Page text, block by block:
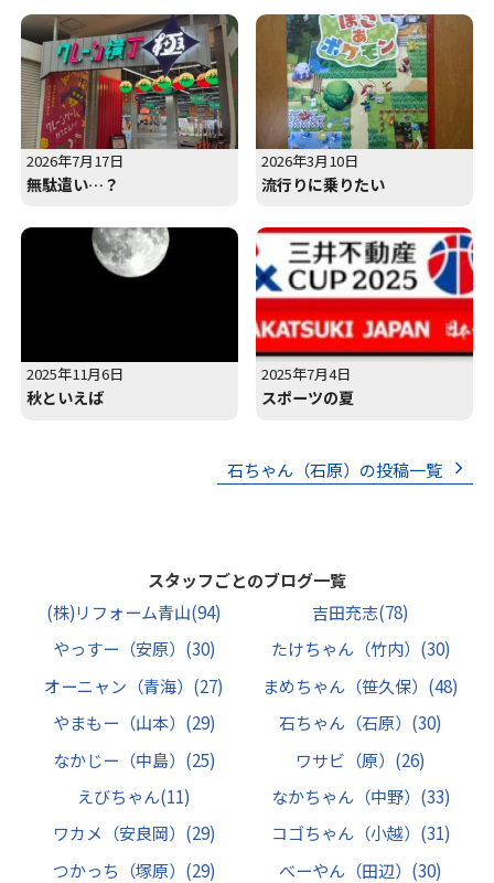
2026年7月17日
無駄遣い…？
2026年3月10日
流行りに乗りたい
2025年11月6日
秋といえば
2025年7月4日
スポーツの夏
石ちゃん（石原）の投稿一覧
スタッフごとのブログ一覧
(株)リフォーム青山(94) 吉田充志(78)
やっすー（安原） (30) たけちゃん（竹内） (30)
オーニャン（青海） (27) まめちゃん（笹久保） (48)
やまもー（山本） (29) 石ちゃん（石原） (30)
なかじー（中島） (25) ワサビ（原） (26)
えびちゃん(11) なかちゃん（中野） (33)
ワカメ（安良岡） (29) コゴちゃん（小越） (31)
つかっち（塚原） (29) べーやん（田辺） (30)